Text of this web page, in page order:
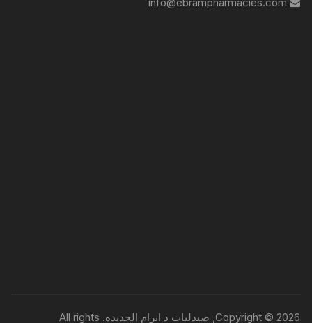
Copyright © 2026, صيدليات د ابرام الجديده. All rights